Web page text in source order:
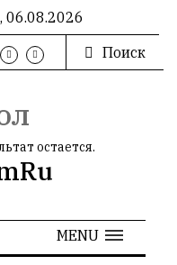
06.08.2026
Поиск
остается.
MENU